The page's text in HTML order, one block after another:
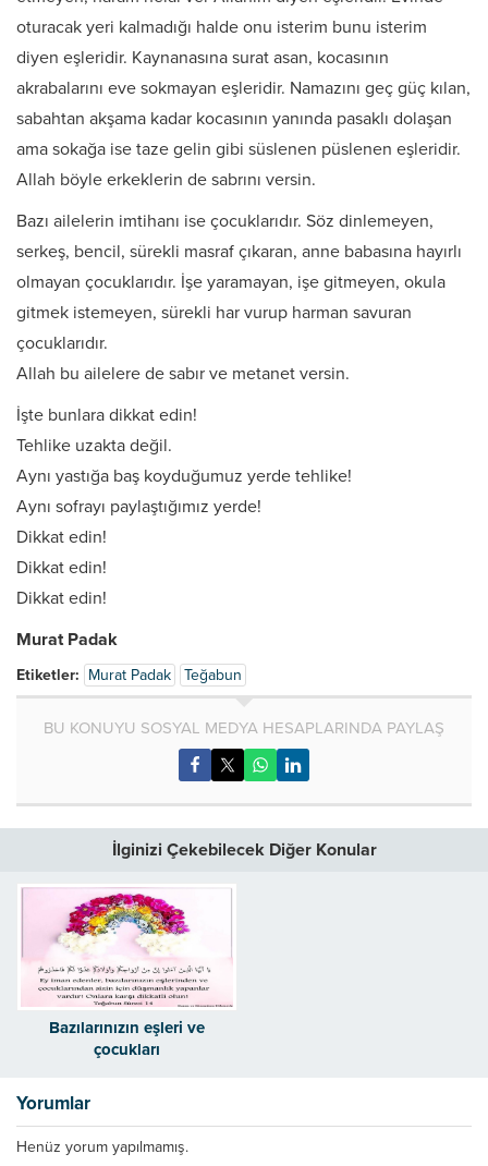
oturacak yeri kalmadığı halde onu isterim bunu isterim
diyen eşleridir. Kaynanasına surat asan, kocasının
akrabalarını eve sokmayan eşleridir. Namazını geç güç kılan,
sabahtan akşama kadar kocasının yanında pasaklı dolaşan
ama sokağa ise taze gelin gibi süslenen püslenen eşleridir.
Allah böyle erkeklerin de sabrını versin.
Bazı ailelerin imtihanı ise çocuklarıdır. Söz dinlemeyen,
serkeş, bencil, sürekli masraf çıkaran, anne babasına hayırlı
olmayan çocuklarıdır. İşe yaramayan, işe gitmeyen, okula
gitmek istemeyen, sürekli har vurup harman savuran
çocuklarıdır.
Allah bu ailelere de sabır ve metanet versin.
İşte bunlara dikkat edin!
Tehlike uzakta değil.
Aynı yastığa baş koyduğumuz yerde tehlike!
Aynı sofrayı paylaştığımız yerde!
Dikkat edin!
Dikkat edin!
Dikkat edin!
Murat Padak
Etiketler: Murat Padak Teğabun
BU KONUYU SOSYAL MEDYA HESAPLARINDA PAYLAŞ
İlginizi Çekebilecek Diğer Konular
Bazılarınızın eşleri ve
çocukları
Yorumlar
Henüz yorum yapılmamış.